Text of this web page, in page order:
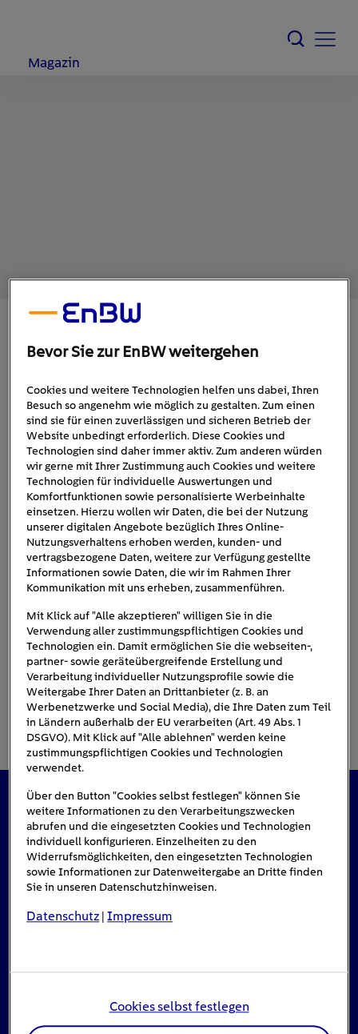
Magazin
7. Februar 2022 1min
elektronischer-
heizkostenverteiler
Das könnte Sie auch interessieren
Bevor Sie zur EnBW weitergehen
Cookies und weitere Technologien helfen uns dabei, Ihren
Besuch so angenehm wie möglich zu gestalten. Zum einen
sind sie für einen zuverlässigen und sicheren Betrieb der
Website unbedingt erforderlich. Diese Cookies und
Technologien sind daher immer aktiv. Zum anderen würden
wir gerne mit Ihrer Zustimmung auch Cookies und weitere
Technologien für individuelle Auswertungen und
Komfortfunktionen sowie personalisierte Werbeinhalte
einsetzen. Hierzu wollen wir Daten, die bei der Nutzung
unserer digitalen Angebote bezüglich Ihres Online-
Nutzungsverhaltens erhoben werden, kunden- und
vertragsbezogene Daten, weitere zur Verfügung gestellte
Informationen sowie Daten, die wir im Rahmen Ihrer
Kommunikation mit uns erheben, zusammenführen.
Mit Klick auf "Alle akzeptieren" willigen Sie in die
Verwendung aller zustimmungspflichtigen Cookies und
Technologien ein. Damit ermöglichen Sie die webseiten-,
partner- sowie geräteübergreifende Erstellung und
Verarbeitung individueller Nutzungsprofile sowie die
Weitergabe Ihrer Daten an Drittanbieter (z. B. an
Werbenetzwerke und Social Media), die Ihre Daten zum Teil
in Ländern außerhalb der EU verarbeiten (Art. 49 Abs. 1
DSGVO). Mit Klick auf "Alle ablehnen" werden keine
zustimmungspflichtigen Cookies und Technologien
verwendet.
Über den Button "Cookies selbst festlegen" können Sie
weitere Informationen zu den Verarbeitungszwecken
abrufen und die eingesetzten Cookies und Technologien
individuell konfigurieren. Einzelheiten zu den
Widerrufsmöglichkeiten, den eingesetzten Technologien
sowie Informationen zur Datenweitergabe an Dritte finden
Sie in unseren Datenschutzhinweisen.
Datenschutz |Impressum
Cookies selbst festlegen